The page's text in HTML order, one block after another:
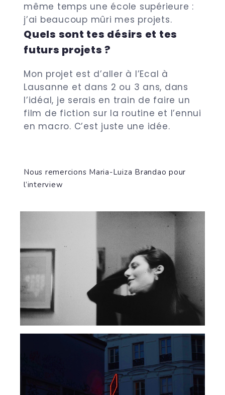
même temps une école supérieure :
j’ai beaucoup mûri mes projets.
Quels sont tes désirs et tes
futurs projets ?
Mon projet est d’aller à l’Ecal à
Lausanne et dans 2 ou 3 ans, dans
l’idéal, je serais en train de faire un
film de fiction sur la routine et l’ennui
en macro. C’est juste une idée.
Nous remercions Maria-Luiza Brandao pour
l’interview